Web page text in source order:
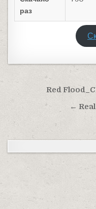
раз
Навигация
Red
←